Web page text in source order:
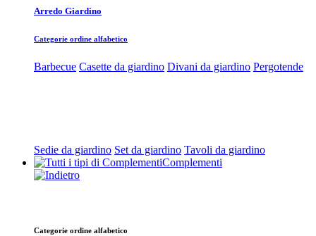
Arredo Giardino
Categorie ordine alfabetico
Barbecue Casette da giardino Divani da giardino Pergotende
Sedie da giardino Set da giardino Tavoli da giardino
Complementi
Categorie ordine alfabetico